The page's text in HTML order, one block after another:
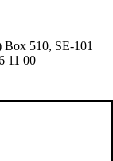
510, SE-101
11 00